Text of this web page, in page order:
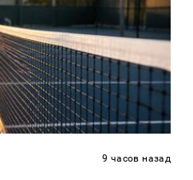
9 часов назад